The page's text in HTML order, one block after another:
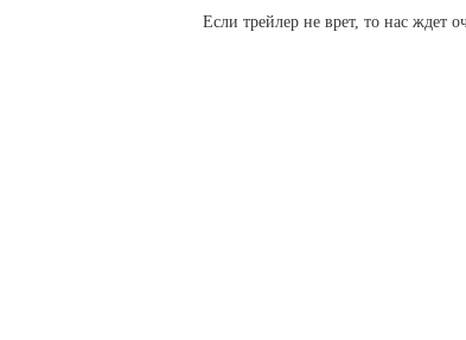
Если трейлер не врет, то нас ждет